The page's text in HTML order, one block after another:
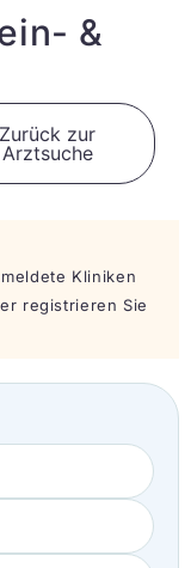
&
Zurück zur
Arztsuche
Kliniken
registrieren Sie